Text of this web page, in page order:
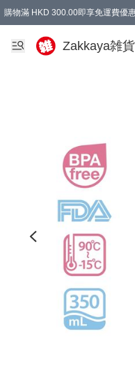
購物滿 HKD 300.00即享免運費優
Zakkaya雑